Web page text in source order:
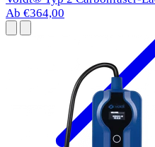
Ab €364,00